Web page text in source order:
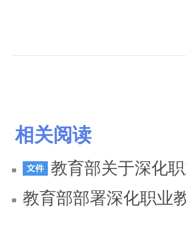
相关阅读
教育部关于深化
教育部部署深化职业